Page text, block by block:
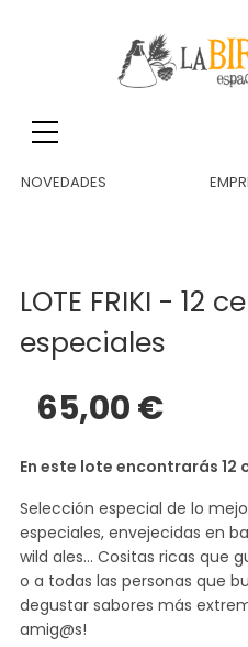
NOVEDADES
LOTE FRIKI - 12
especiales
65,00 €
En este lote encontrarás
Selección especial de lo
especiales, envejecidas en
wild ales... Cositas ricas que
o a todas las personas que
degustar sabores más
amig@s!